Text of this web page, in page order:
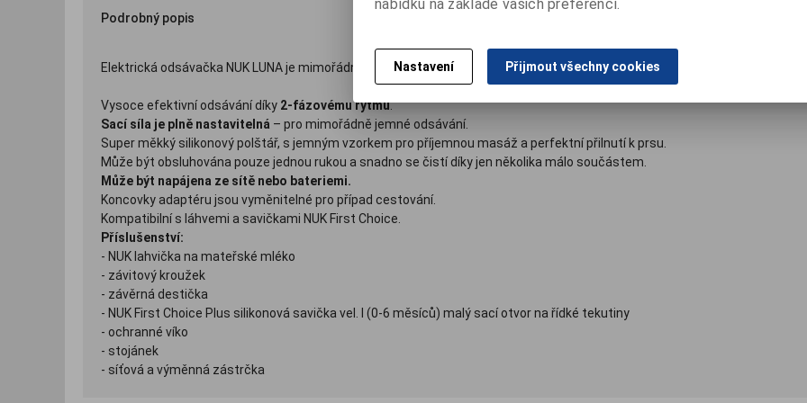
Podrobný popis
Elektrická odsávačka NUK LUNA je mimořádně účinná a komfortní odsávačka vzácného mateřského mléka.
Vysoce efektivní odsávání díky 2-fázovému rytmu.
Sací síla je plně nastavitelná – pro mimořádně jemné odsávání.
Super měkký silikonový polštář, s jemným vzorkem pro příjemnou masáž a perfektní přilnutí k prsu.
Může být obsluhována pouze jednou rukou a snadno se čistí díky jen několika málo součástem.
Může být napájena ze sítě nebo bateriemi.
Koncovky adaptéru jsou vyměnitelné pro případ cestování.
Kompatibilní s láhvemi a savičkami NUK First Choice.
Příslušenství:
- NUK lahvička na mateřské mléko
- závitový kroužek
- závěrná destička
- NUK First Choice Plus silikonová savička vel. I (0-6 měsíců) malý sací otvor na řídké tekutiny
- ochranné víko
- stojánek
- síťová a výměnná zástrčka
nabídku na základě vašich preferencí.
Nastavení Přijmout všechny cookies